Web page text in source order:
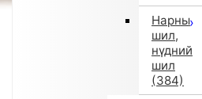
Нарны
шил,
нүдний
шил
(384)